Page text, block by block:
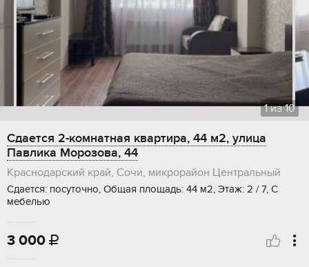
1из10
Сдается 2-комнатная квартира, 44 м2, улица
Павлика Морозова, 44
Краснодарский край, Сочи, микрорайон Центральный
Сдается: посуточно, Общая площадь: 44 м2, Этаж: 2 / 7, С
мебелью
3 000 